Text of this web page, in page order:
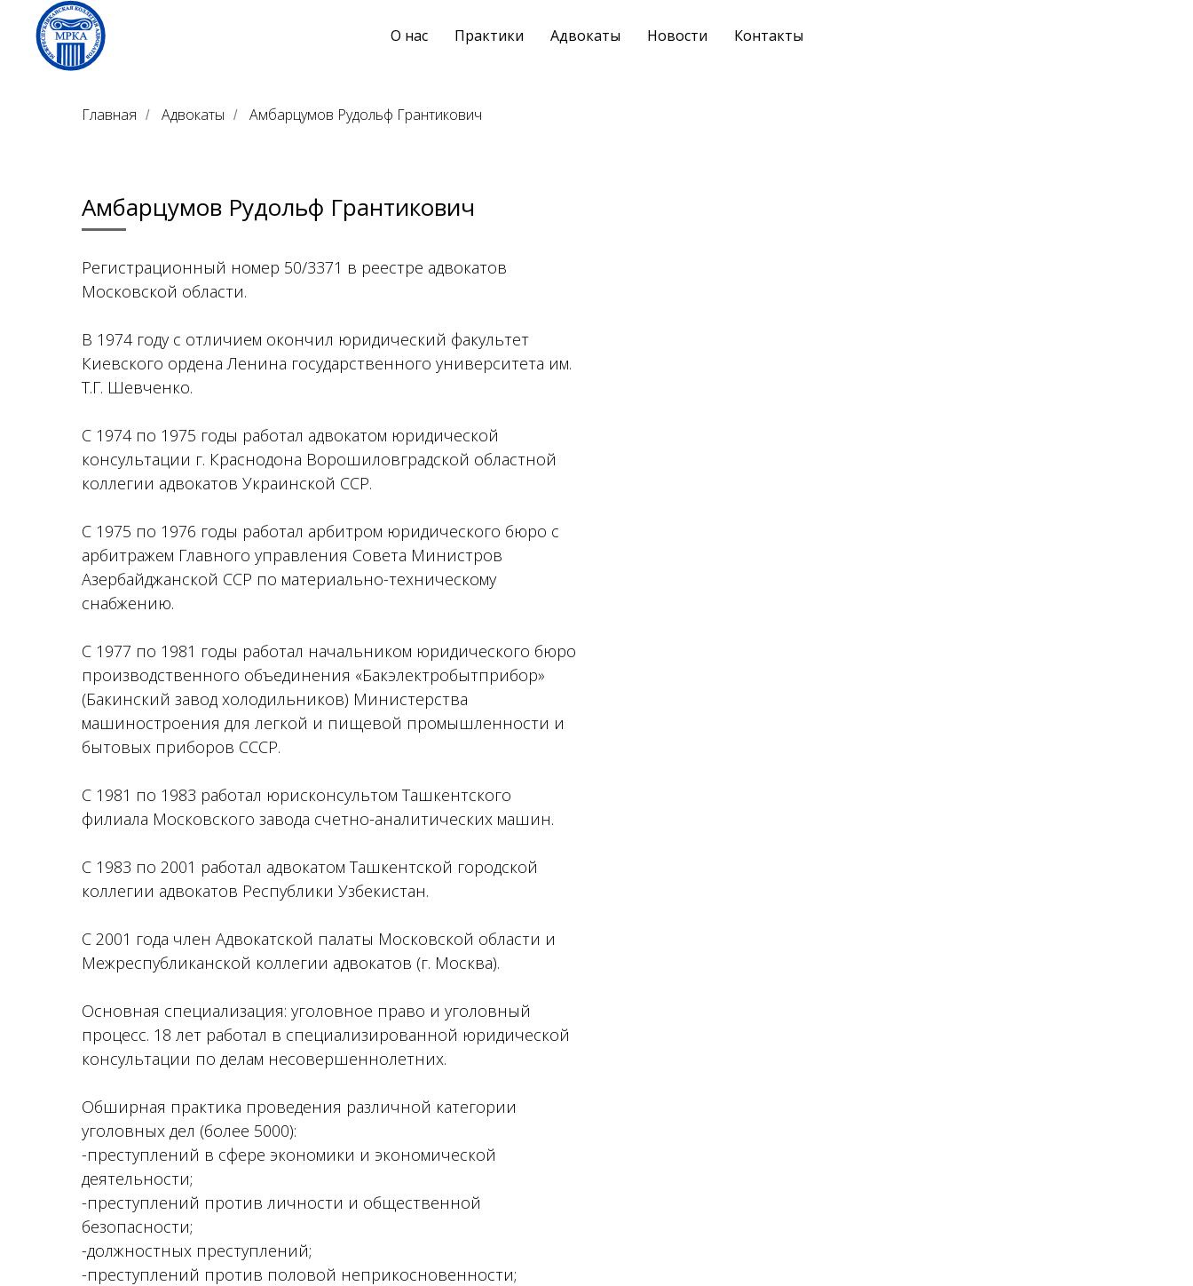
О нас Практики Адвокаты Новости Контакты
Главная / Адвокаты / Амбарцумов Рудольф Грантикович
Амбарцумов Рудольф Грантикович
Регистрационный номер 50/3371 в реестре адвокатов
Московской области.
В 1974 году с отличием окончил юридический факультет
Киевского ордена Ленина государственного университета им.
Т.Г. Шевченко.
С 1974 по 1975 годы работал адвокатом юридической
консультации г. Краснодона Ворошиловградской областной
коллегии адвокатов Украинской ССР.
С 1975 по 1976 годы работал арбитром юридического бюро с
арбитражем Главного управления Совета Министров
Азербайджанской ССР по материально-техническому
снабжению.
С 1977 по 1981 годы работал начальником юридического бюро
производственного объединения «Бакэлектробытприбор»
(Бакинский завод холодильников) Министерства
машиностроения для легкой и пищевой промышленности и
бытовых приборов СССР.
С 1981 по 1983 работал юрисконсультом Ташкентского
филиала Московского завода счетно-аналитических машин.
С 1983 по 2001 работал адвокатом Ташкентской городской
коллегии адвокатов Республики Узбекистан.
С 2001 года член Адвокатской палаты Московской области и
Межреспубликанской коллегии адвокатов (г. Москва).
Основная специализация: уголовное право и уголовный
процесс. 18 лет работал в специализированной юридической
консультации по делам несовершеннолетних.
Обширная практика проведения различной категории
уголовных дел (более 5000):
-преступлений в сфере экономики и экономической
деятельности;
-преступлений против личности и общественной
безопасности;
-должностных преступлений;
-преступлений против половой неприкосновенности;